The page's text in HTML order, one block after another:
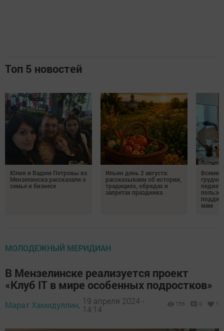
Топ 5 новостей
Юлия и Вадим Петровы из
Мензелинска рассказали о
семье и бизнесе
Ильин день 2 августа:
рассказываем об истории,
традициях, обрядах и
запретах праздника
пользе
мам
МОЛОДЕЖНЫЙ МЕРИДИАН
В Мензелинске реализуется проект
«Клуб IT в мире особенных подростков»
Марат Хамидуллин, 19 апреля 2024 -
14:14
755 0 1